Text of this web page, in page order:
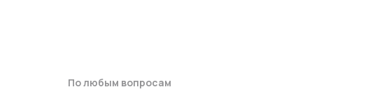
По любым вопросам